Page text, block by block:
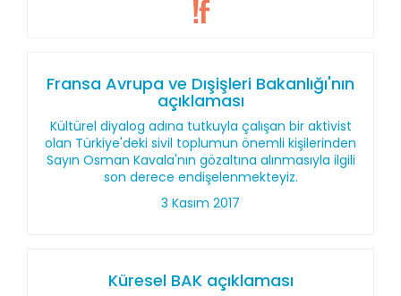
Fransa Avrupa ve Dışişleri Bakanlığı'nın
açıklaması
Kültürel diyalog adına tutkuyla çalışan bir aktivist
olan Türkiye'deki sivil toplumun önemli kişilerinden
Sayın Osman Kavala'nın gözaltına alınmasıyla ilgili
son derece endişelenmekteyiz.
3 Kasım 2017
Küresel BAK açıklaması